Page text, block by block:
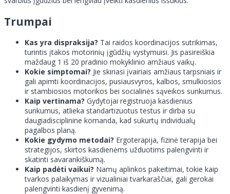
Trumpai
Kas yra dispraksija? Tai raidos koordinacijos sutrikimas,
turintis įtakos motorinių įgūdžių vystymuisi. Jis pasireiškia
maždaug 1 iš 20 pradinio mokyklinio amžiaus vaikų.
Kokie simptomai? Jie skiriasi įvairiais amžiaus tarpsniais ir
gali apimti koordinacijos, pusiausvyros, kalbos, smulkiosios
ir stambiosios motorikos bei socialinės sąveikos sunkumus.
Kaip vertinama? Gydytojai registruoja kasdienius
sunkumus, atlieka standartizuotus testus ir dirba su
daugiadisciplinine komanda, kad sukurtų individualų
pagalbos planą.
Kokie gydymo metodai? Ergoterapija, fizinė terapija bei
strategijos, skirtos kasdienėms užduotims palengvinti ir
skatinti savarankiškumą.
Kaip padėti vaikui? Namų aplinkos pakeitimai, tokie kaip
tvarkos palaikymas ir vizualiniai tvarkaraščiai, gali gerokai
palengvinti kasdienį gyvenimą.